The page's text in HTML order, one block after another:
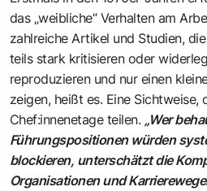
das „weibliche“ Verhalten am
zahlreiche Artikel und Studien,
teils stark kritisieren oder
reproduzieren und nur einen
zeigen, heißt es. Eine Sichtweise,
Chef:innenetage teilen. „Wer
Führungspositionen würden
blockieren, unterschätzt die
Organisationen und